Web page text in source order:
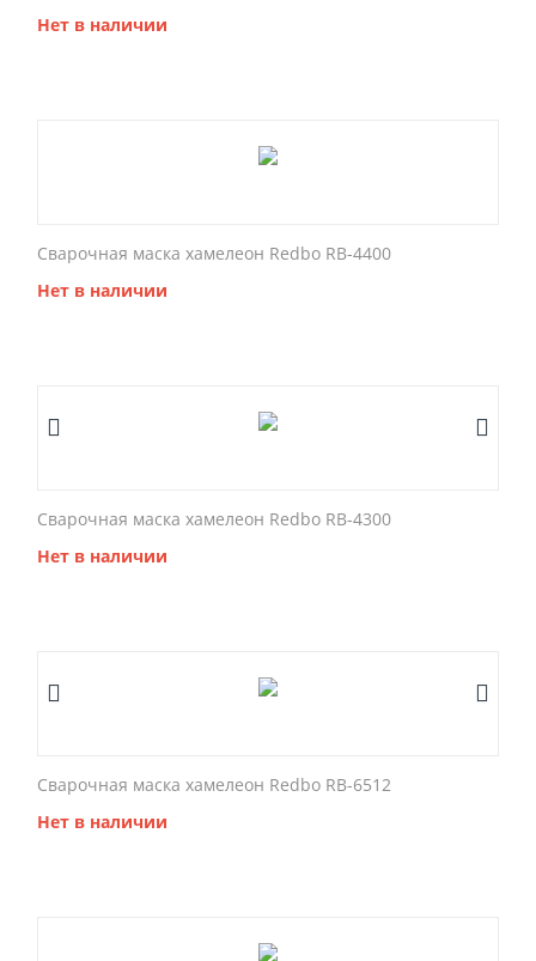
Нет в наличии
Сварочная маска хамелеон Redbo RB-4400
Нет в наличии
Сварочная маска хамелеон Redbo RB-4300
Нет в наличии
Сварочная маска хамелеон Redbo RB-6512
Нет в наличии